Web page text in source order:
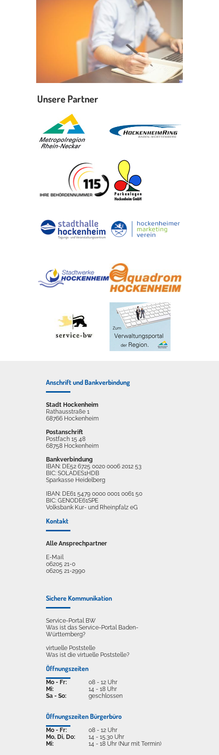
Unsere Partner
Anschrift und Bankverbindung
Stadt Hockenheim
Rathausstraße 1
68766 Hockenheim
Postanschrift
Postfach 15 48
68758 Hockenheim
Bankverbindung
IBAN: DE52 6725 0020 0006 2012 53
BIC: SOLADES1HDB
Sparkasse Heidelberg
IBAN: DE61 5479 0000 0001 0061 50
BIC: GENODE61SPE
Volksbank Kur- und Rheinpfalz eG
Kontakt
Alle Ansprechpartner
E-Mail
06205 21-0
06205 21-2990
Sichere Kommunikation
Service-Portal BW
Was ist das Service-Portal Baden-
Württemberg?
virtuelle Poststelle
Was ist die virtuelle Poststelle?
Öffnungszeiten
Mo - Fr:
Mi:
Sa - So:
08 - 12 Uhr
14 - 18 Uhr
geschlossen
Öffnungszeiten Bürgerbüro
Mo - Fr:
Mo, Di, Do:
Mi:
08 - 12 Uhr
14 - 15.30 Uhr
14 - 18 Uhr (Nur mit Termin)